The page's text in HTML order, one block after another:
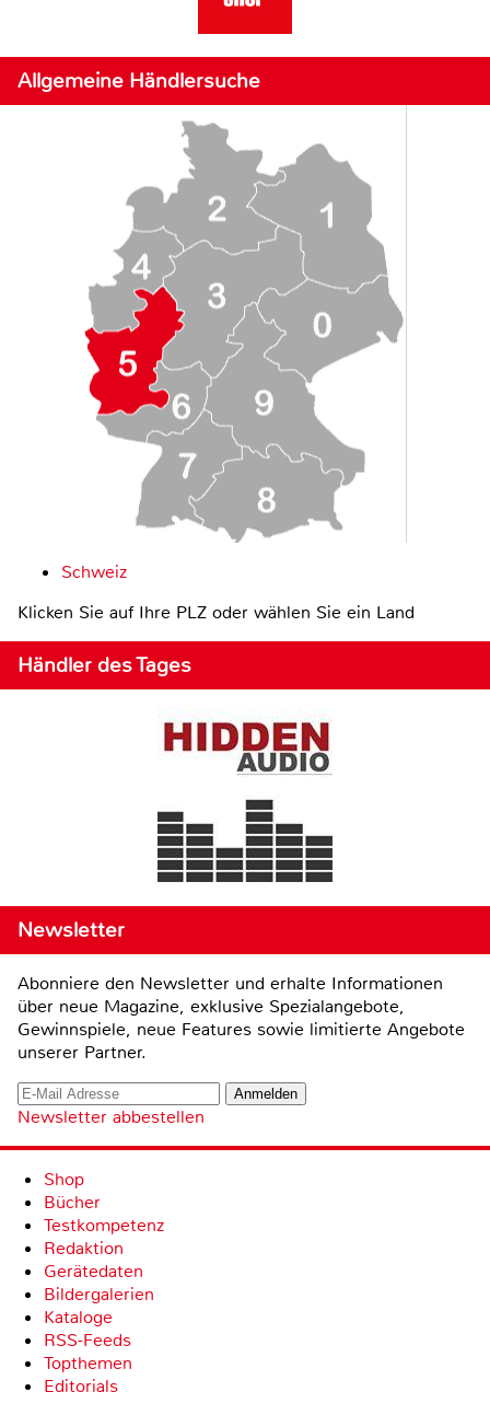
Allgemeine Händlersuche
Schweiz
Klicken Sie auf Ihre PLZ oder wählen Sie ein Land
Händler des Tages
Newsletter
Abonniere den Newsletter und erhalte Informationen
über neue Magazine, exklusive Spezialangebote,
Gewinnspiele, neue Features sowie limitierte Angebote
unserer Partner.
Newsletter abbestellen
Shop
Bücher
Testkompetenz
Redaktion
Gerätedaten
Bildergalerien
Kataloge
RSS-Feeds
Topthemen
Editorials